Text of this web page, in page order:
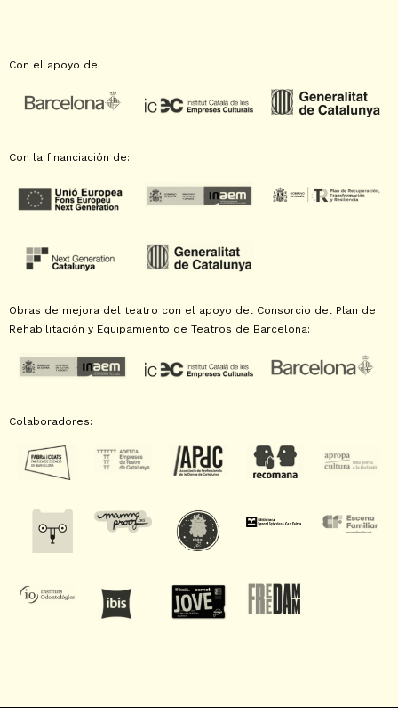
Con el apoyo de:
Con la financiación de:
Obras de mejora del teatro con el apoyo del Consorcio del Plan de
Rehabilitación y Equipamiento de Teatros de Barcelona:
Colaboradores: